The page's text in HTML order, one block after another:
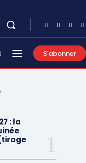
S'abonner
: la